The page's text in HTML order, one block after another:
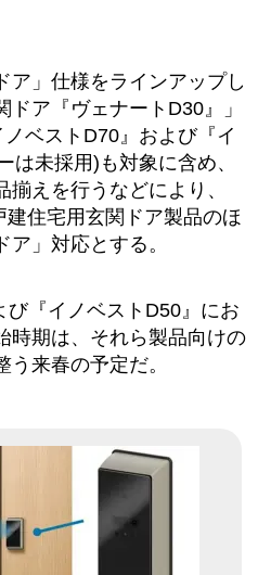
ア」仕様をラインアップし
ア『ヴェナートD30』」
ベストD70』および『イ
は未採用)も対象に含め、
えを行うなどにより、
住宅用玄関ドア製品のほ
」対応とする。
び『イノベストD50』にお
時期は、それら製品向けの
来春の予定だ。